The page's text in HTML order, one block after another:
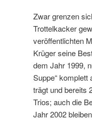
Zwar grenzen
Trottelkacker
veröffentlichten
Krüger seine
dem Jahr 1999,
Suppe“
trägt und bereits
Trios; auch die
Jahr 2002